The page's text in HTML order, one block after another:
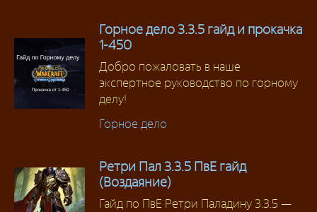
Горное дело 3.3.5 гайд и прокачка
1-450
Добро пожаловать в наше
экспертное руководство по горному
делу!
Горное дело
Ретри Пал 3.3.5 ПвЕ гайд
(Воздаяние)
Гайд по ПвЕ Ретри Паладину 3.3.5 —